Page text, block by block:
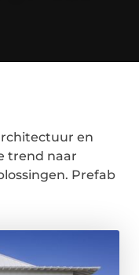
en
trend naar
Prefab